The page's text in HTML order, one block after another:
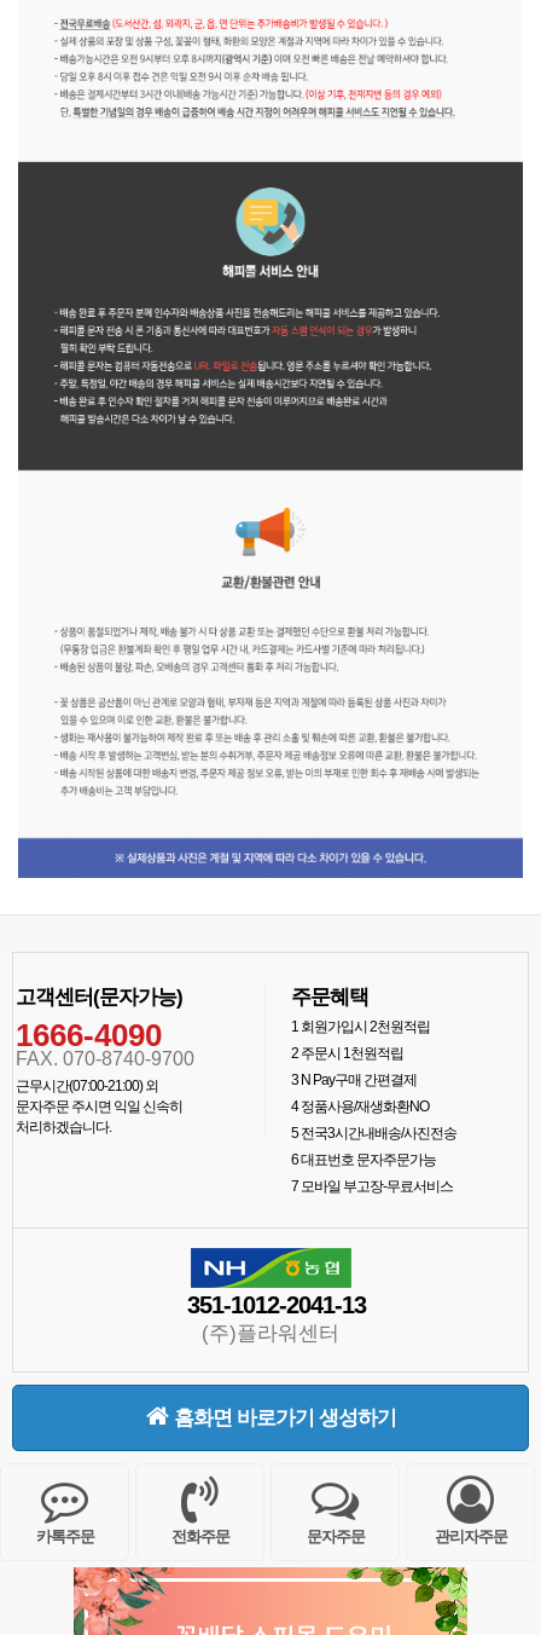
고객센터(문자가능)
1666-4090
FAX. 070-8740-9700
근무시간(07:00-21:00) 외
문자주문 주시면 익일 신속히
처리하겠습니다.
주문혜택
1회원가입시 2천원적립
2주문시 1천원적립
3N Pay구매 간편결제
4정품사용/재생화환NO
5전국3시간내배송/사진전송
6대표번호 문자주문가능
7모바일 부고장-무료서비스
351-1012-2041-13
(주)플라워센터
홈화면 바로가기 생성하기
카톡주문 전화주문 문자주문 관리자주문